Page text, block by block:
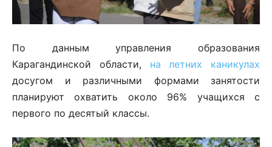
По данным управления образования
Карагандинской области, на летних каникулах
досугом и различными формами занятости
планируют охватить около 96% учащихся с
первого по десятый классы.